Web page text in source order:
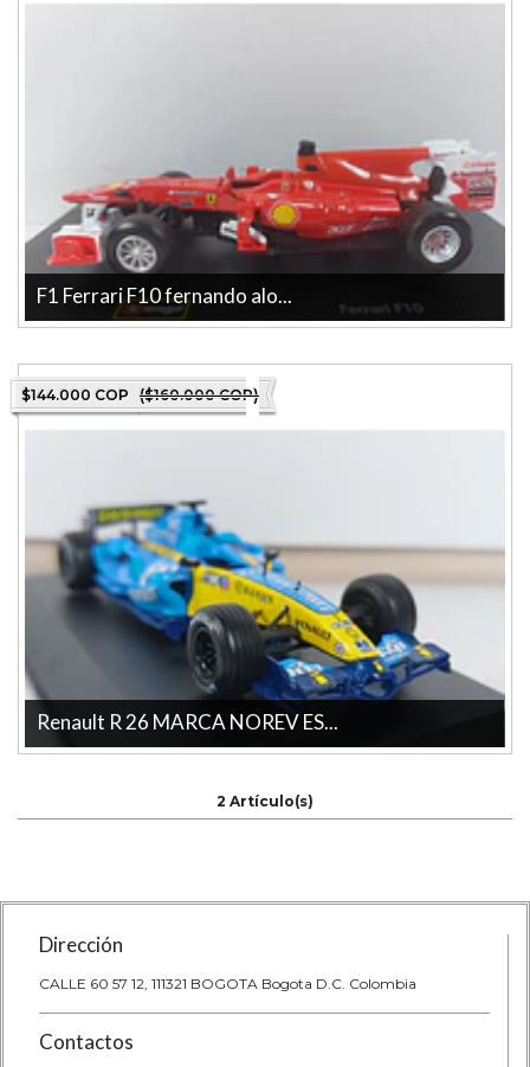
F1 Ferrari F10 fernando alo...
Descubre el F1 Ferrari F10 fernando alonso, Burago, Escala 1-43,
$144.000 COP ($160.000 COP)
Renault R 26 MARCA NOREV ES...
Renault R 26 MARCA NOREV ESCALA 1/43 La tienda más grande
2 Artículo(s)
Dirección
CALLE 60 57 12, 111321 BOGOTA Bogota D.C. Colombia
Contactos